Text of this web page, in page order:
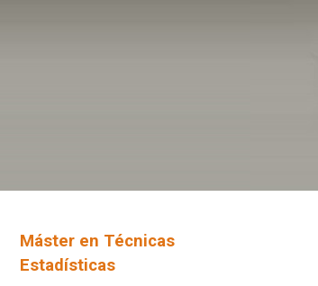
Máster en Técnicas
Estadísticas